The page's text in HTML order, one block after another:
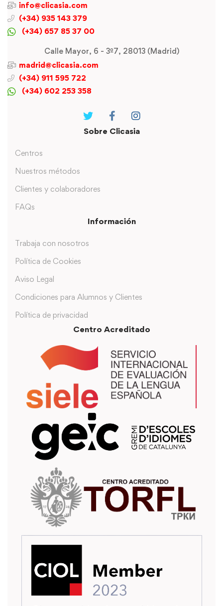
info@clicasia.com
(+34) 935 143 379
(+34) 657 85 37 00
Calle Mayor, 6 - 3º7, 28013 (Madrid)
madrid@clicasia.com
(+34) 911 595 722
(+34) 602 253 358
Sobre Clicasia
Centros
Nuestros métodos
Clientes y colaboradores
FAQs
Información
Trabaja con nosotros
Política de Cookies
Aviso Legal
Condiciones para Alumnos y Clientes
Política de privacidad
Centro Acreditado